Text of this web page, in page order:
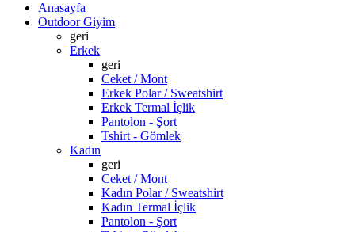
Anasayfa
Outdoor Giyim
geri
Erkek
geri
Ceket / Mont
Erkek Polar / Sweatshirt
Erkek Termal İçlik
Pantolon - Şort
Tshirt - Gömlek
Kadın
geri
Ceket / Mont
Kadın Polar / Sweatshirt
Kadın Termal İçlik
Pantolon - Şort